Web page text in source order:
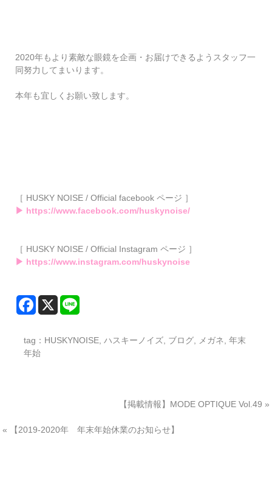
2020年もより素敵な眼鏡を企画・お届けできるようスタッフ一
同努力してまいります。
本年も宜しくお願い致します。
［ HUSKY NOISE / Official facebook ページ ］
▶ https://www.facebook.com/huskynoise/
［ HUSKY NOISE / Official Instagram ページ ］
▶ https://www.instagram.com/huskynoise
tag： HUSKYNOISE,ハスキーノイズ, ブログ, メガネ,年末
年始
【掲載情報】MODE OPTIQUE Vol.49 »
« 【2019-2020年 年末年始休業のお知らせ】